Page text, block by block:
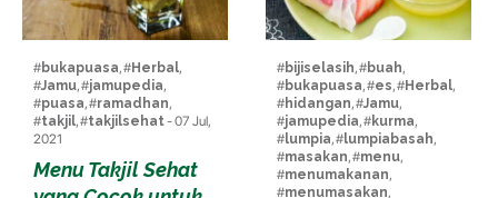
#bukapuasa, #Herbal,
#Jamu, #jamupedia,
#puasa, #ramadhan,
#takjil, #takjilsehat- 07 Jul,
2021
Menu Takjil Sehat
#bijiselasih, #buah,
#bukapuasa, #es, #Herbal,
#hidangan, #Jamu,
#jamupedia, #kurma,
#lumpia, #lumpiabasah,
#masakan, #menu,
#menumakanan,
#menumasakan,